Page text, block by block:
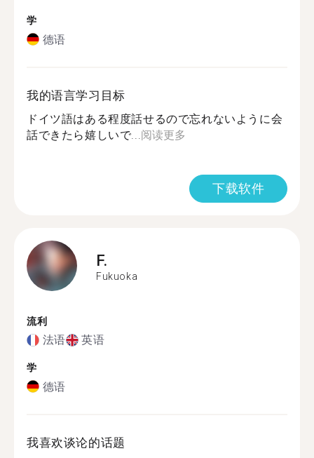
学
德语
我的语言学习目标
ドイツ語はある程度話せるので忘れないように会
話できたら嬉しいで... 阅读更多
下载软件
F.
Fukuoka
流利
法语 英语
学
德语
我喜欢谈论的话题